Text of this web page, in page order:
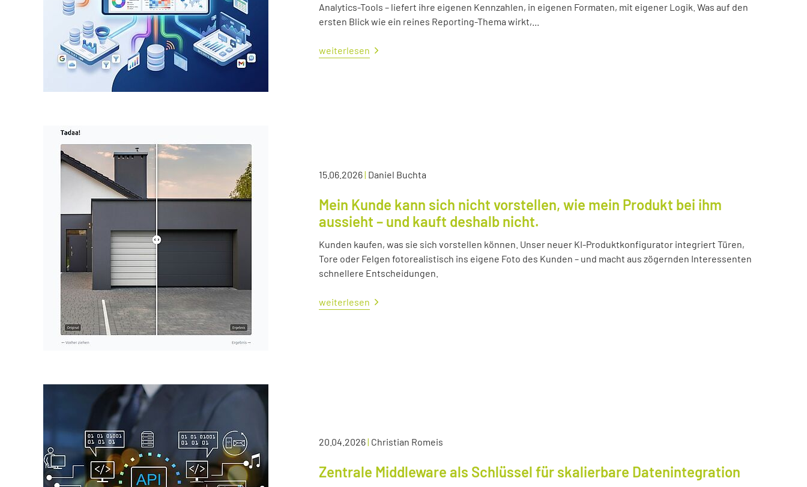
Analytics-Tools – liefert ihre eigenen Kennzahlen, in eigenen Formaten, mit eigener Logik. Was auf den
ersten Blick wie ein reines Reporting-Thema wirkt,...
weiterlesen
15.06.2026| Daniel Buchta
Mein Kunde kann sich nicht vorstellen, wie mein Produkt bei ihm
aussieht – und kauft deshalb nicht.
Kunden kaufen, was sie sich vorstellen können. Unser neuer KI-Produktkonfigurator integriert Türen,
Tore oder Felgen fotorealistisch ins eigene Foto des Kunden – und macht aus zögernden Interessenten
schnellere Entscheidungen.
weiterlesen
20.04.2026| Christian Romeis
Zentrale Middleware als Schlüssel für skalierbare Datenintegration